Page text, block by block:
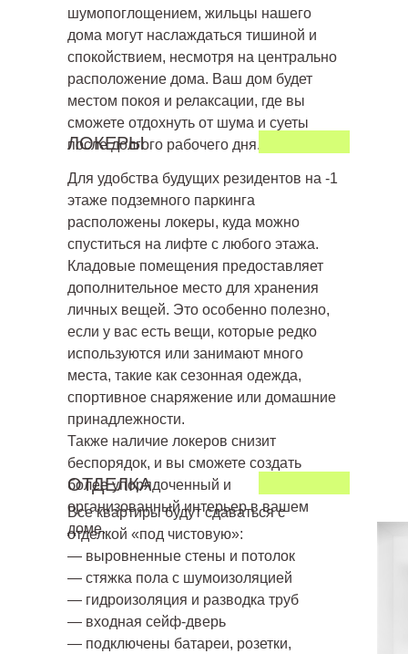
шумопоглощением, жильцы нашего
дома могут наслаждаться тишиной и
спокойствием, несмотря на центрально
расположение дома. Ваш дом будет
местом покоя и релаксации, где вы
сможете отдохнуть от шума и суеты
после долгого рабочего дня.
ЛОКЕРЫ
Для удобства будущих резидентов на -1
этаже подземного паркинга
расположены локеры, куда можно
спуститься на лифте с любого этажа.
Кладовые помещения предоставляет
дополнительное место для хранения
личных вещей. Это особенно полезно,
если у вас есть вещи, которые редко
используются или занимают много
места, такие как сезонная одежда,
спортивное снаряжение или домашние
принадлежности.
Также наличие локеров снизит
беспорядок, и вы сможете создать
более упорядоченный и
организованный интерьер в вашем
доме.
ОТДЕЛКА
Все квартиры будут сдаваться с
отделкой «под чистовую»:
— выровненные стены и потолок
— стяжка пола с шумоизоляцией
— гидроизоляция и разводка труб
— входная сейф-дверь
— подключены батареи, розетки,